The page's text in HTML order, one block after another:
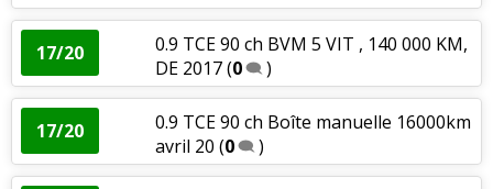
17/20
0.9 TCE 90 ch BVM 5 VIT , 140 000 KM,
DE 2017(0 )
17/20
0.9 TCE 90 ch Boîte manuelle 16000km
avril 20 (0 )